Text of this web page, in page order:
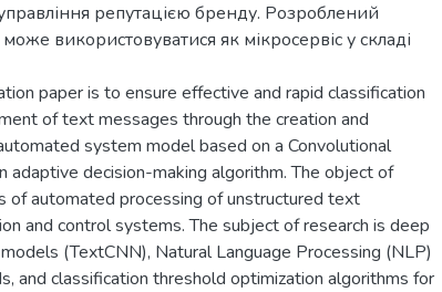
репутацією бренду. Розроблений
використовуватися як мікросервіс у складі
paper is to ensure effective and rapid classification
of text messages through the creation and
system model based on a Convolutional
adaptive decision-making algorithm. The object of
of automated processing of unstructured text
and control systems. The subject of research is deep
(TextCNN), Natural Language Processing (NLP)
and classification threshold optimization algorithms for